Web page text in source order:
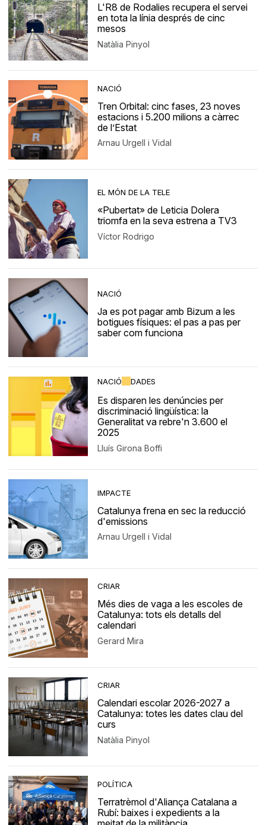
L'R8 de Rodalies recupera el servei
en tota la línia després de cinc
mesos
Natàlia Pinyol
NACIÓ
Tren Orbital: cinc fases, 23 noves
estacions i 5.200 milions a càrrec
de l’Estat
Arnau Urgell i Vidal
EL MÓN DE LA TELE
«Pubertat» de Leticia Dolera
triomfa en la seva estrena a TV3
Víctor Rodrigo
NACIÓ
Ja es pot pagar amb Bizum a les
botigues físiques: el pas a pas per
saber com funciona
NACIÓ DADES
Es disparen les denúncies per
discriminació lingüística: la
Generalitat va rebre'n 3.600 el
2025
Lluís Girona Boffi
IMPACTE
Catalunya frena en sec la reducció
d'emissions
Arnau Urgell i Vidal
CRIAR
Més dies de vaga a les escoles de
Catalunya: tots els detalls del
calendari
Gerard Mira
CRIAR
Calendari escolar 2026-2027 a
Catalunya: totes les dates clau del
curs
Natàlia Pinyol
POLÍTICA
Terratrèmol d'Aliança Catalana a
Rubí: baixes i expedients a la